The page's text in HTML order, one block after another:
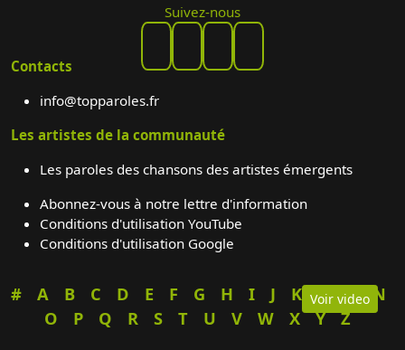
Voir video
Suivez-nous
Contacts
info@topparoles.fr
Les artistes de la communauté
Les paroles des chansons des artistes émergents
Abonnez-vous à notre lettre d'information
Conditions d'utilisation YouTube
Conditions d'utilisation Google
# A B C D E F G H I J K L M
N
O
P Q R S T U V W X Y Z